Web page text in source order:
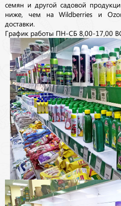
семян и другой садовой
ниже, чем на Wildberries и
доставки.
График работы ПН-СБ 8,00-17,00